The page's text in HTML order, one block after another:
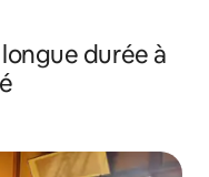
durée à